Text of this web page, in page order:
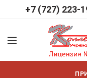
+7 (727) 223-